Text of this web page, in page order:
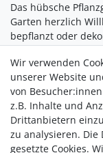
Das hübsche
Garten herzlich
bepflanzt oder
Hinweis : Achten
Pflastersteinen zu
Prozess die
zu Abfärbungen
Der Artikel wird
Wir verwenden
unserer Website
von
z.B. Inhalte und
Drittanbietern
zu analysieren.
gesetzte Cookies.